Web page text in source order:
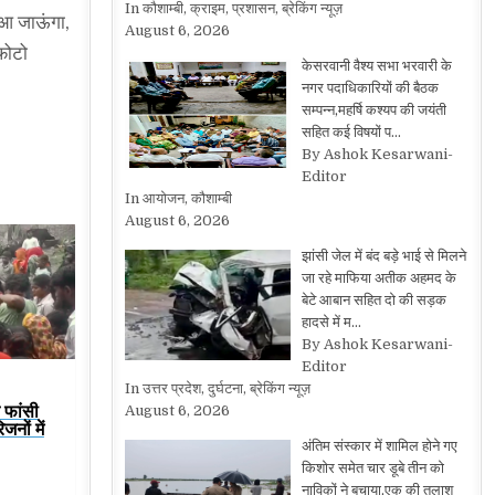
जाऊंगा,
फांसी
में
In कौशाम्बी, क्राइम, प्रशासन, ब्रेकिंग न्यूज़
August 6, 2026
केसरवानी वैश्य सभा भरवारी के
नगर पदाधिकारियों की बैठक
सम्पन्न,महर्षि कश्यप की जयंती
सहित कई विषयों प…
By Ashok Kesarwani-
Editor
In आयोजन, कौशाम्बी
August 6, 2026
झांसी जेल में बंद बड़े भाई से मिलने
जा रहे माफिया अतीक अहमद के
बेटे आबान सहित दो की सड़क
हादसे में म…
By Ashok Kesarwani-
Editor
In उत्तर प्रदेश, दुर्घटना, ब्रेकिंग न्यूज़
August 6, 2026
अंतिम संस्कार में शामिल होने गए
किशोर समेत चार डूबे तीन को
नाविकों ने बचाया,एक की तलाश